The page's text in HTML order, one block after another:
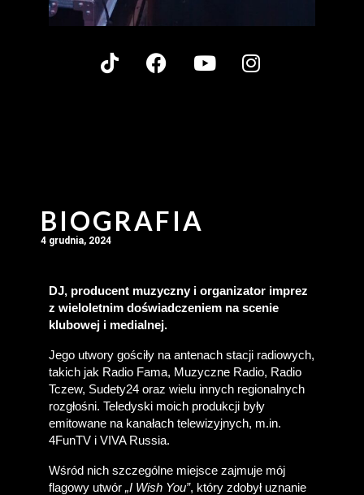
BIOGRAFIA
4 grudnia, 2024
DJ, producent muzyczny i organizator imprez
z wieloletnim doświadczeniem na scenie
klubowej i medialnej.
Jego utwory gościły na antenach stacji radiowych,
takich jak Radio Fama, Muzyczne Radio, Radio
Tczew, Sudety24 oraz wielu innych regionalnych
rozgłośni. Teledyski moich produkcji były
emitowane na kanałach telewizyjnych, m.in.
4FunTV i VIVA Russia.
Wśród nich szczególne miejsce zajmuje mój
flagowy utwór „I Wish You”, który zdobył uznanie